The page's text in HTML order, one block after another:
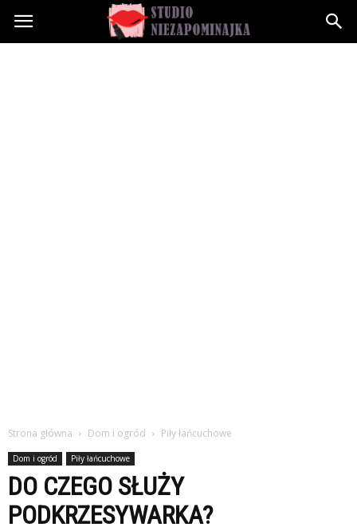
Studioniezapominajka.pl
Strona główna Dom i ogród Piły łańcuchowe
Dom i ogród Piły łańcuchowe
DO CZEGO SŁUŻY
PODKRZESYWARKA?